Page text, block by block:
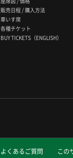
販売日程 / 購入方法
車いす席
各種チケット
BUY TICKETS（ENGLISH）
よくあるご質問 この